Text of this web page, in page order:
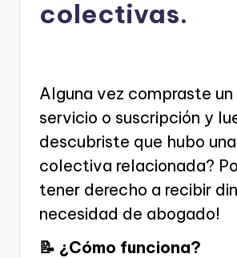
colectivas.
Alguna vez compraste
servicio o suscripción y
descubriste que hubo
colectiva relacionada?
tener derecho a recibir
necesidad de abogado!
📝 ¿Cómo funciona?